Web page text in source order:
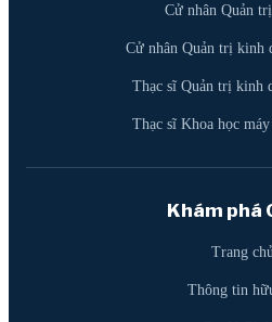
Cử nhân Quản
Cử nhân Quản trị kinh
Thạc sĩ Quản trị kinh
Thạc sĩ Khoa học
Khám phá
Trang chủ
Thông tin